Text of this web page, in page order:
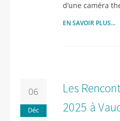
d’une caméra
EN SAVOIR PLUS...
06
Déc
Les
2025 à